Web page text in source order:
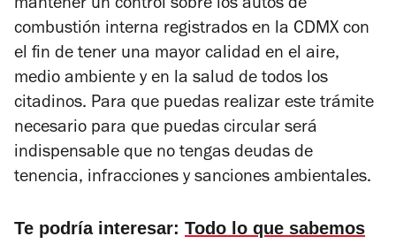
mantener un control sobre los autos de
combustión interna registrados en la CDMX con
el fin de tener una mayor calidad en el aire,
medio ambiente y en la salud de todos los
citadinos. Para que puedas realizar este trámite
necesario para que puedas circular será
indispensable que no tengas deudas de
tenencia, infracciones y sanciones ambientales.
Te podría interesar: Todo lo que sabemos